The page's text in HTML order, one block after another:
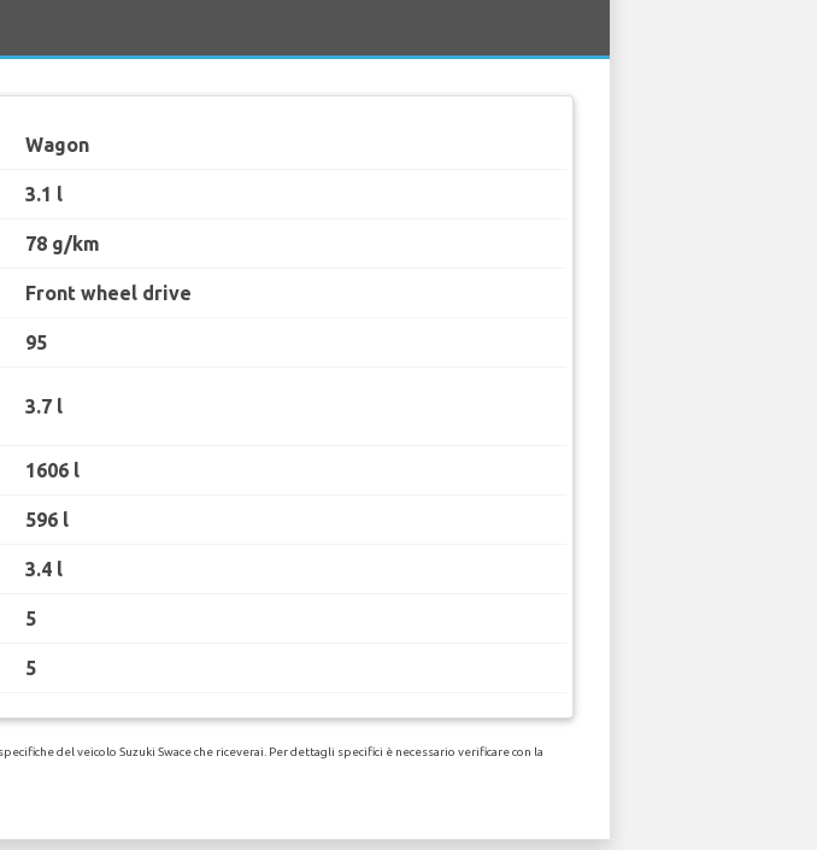
Wagon
3.1 l
78 g/km
Front wheel drive
95
3.7 l
1606 l
596 l
3.4 l
5
5
del veicolo Suzuki Swace che riceverai. Per dettagli specifici è necessario verificare con la